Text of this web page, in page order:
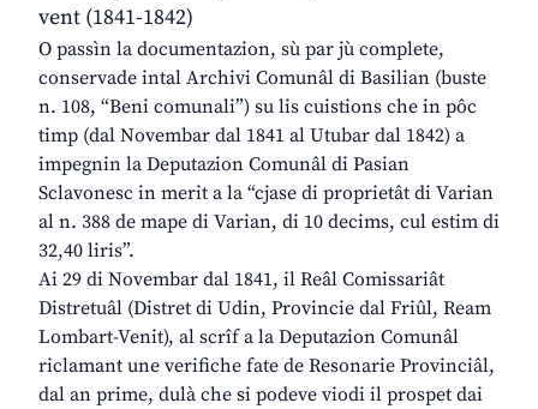
vent (1841-1842)
O passìn la documentazion, sù par jù complete,
conservade intal Archivi Comunâl di Basilian (buste
n. 108, “Beni comunali”) su lis cuistions che in pôc
timp (dal Novembar dal 1841 al Utubar dal 1842) a
impegnin la Deputazion Comunâl di Pasian
Sclavonesc in merit a la “cjase di proprietât di Varian
al n. 388 de mape di Varian, di 10 decims, cul estim di
32,40 liris”.
Ai 29 di Novembar dal 1841, il Reâl Comissariât
Distretuâl (Distret di Udin, Provincie dal Friûl, Ream
Lombart-Venit), al scrîf a la Deputazion Comunâl
riclamant une verifiche fate de Resonarie Provinciâl,
dal an prime, dulà che si podeve viodi il prospet dai